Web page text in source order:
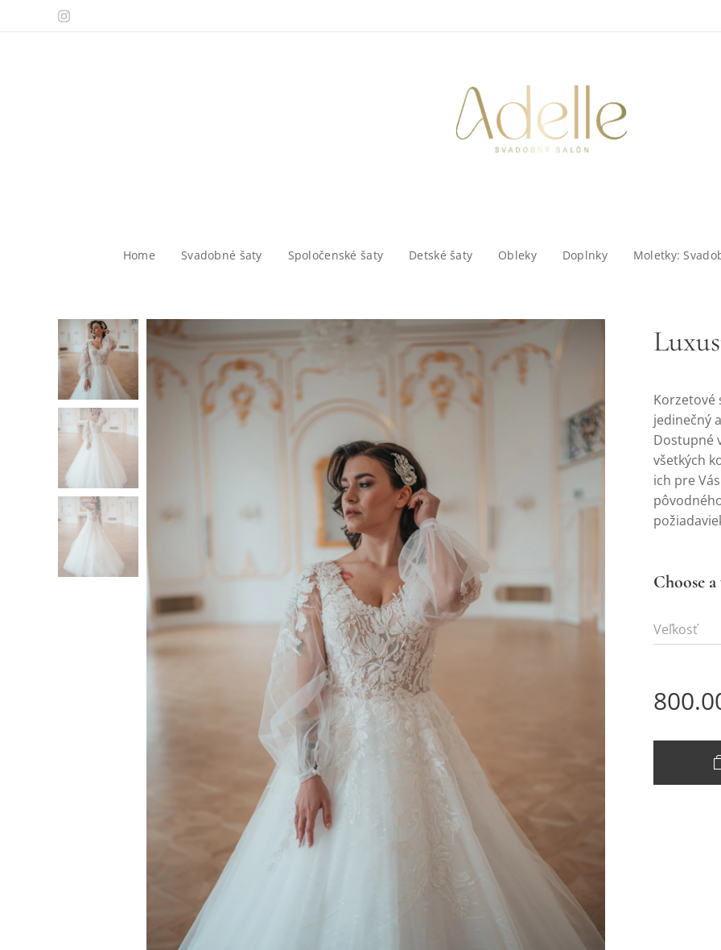
Home Svadobné šaty Spoločenské šaty Detské šaty Obleky Doplnky Moletky:
Korzetové
jedinečný
Dostupné
všetkých
ich pre
Choose
Veľkosť